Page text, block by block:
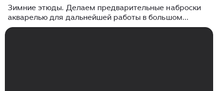
Зимние этюды. Делаем предварительные наброски
акварелью для дальнейшей работы в большом
формате